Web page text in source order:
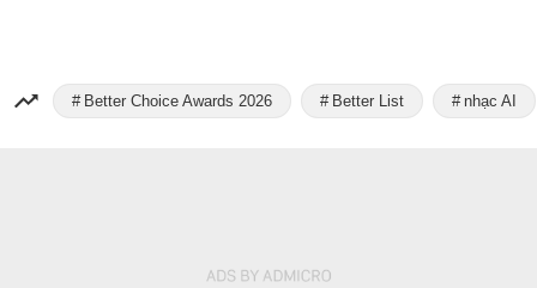
Better Choice Awards 2026 Better List nhạc AI